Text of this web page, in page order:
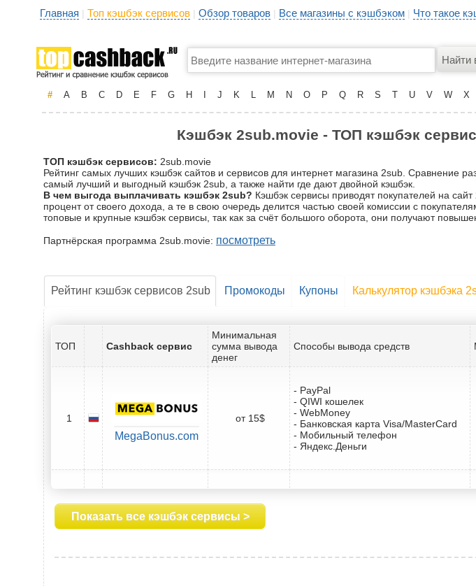
Главная | Топ кэшбэк сервисов | Обзор товаров | Все магазины с кэшбэком | Что такое
# A B C D E F G H J K L M N O P Q R S T U V W X
Кэшбэк 2sub.movie - ТОП кэшбэк
ТОП кэшбэк сервисов: 2sub.movie
Рейтинг самых лучших кэшбэк сайтов и сервисов для интернет магазина 2sub. Сравнение
самый лучший и выгодный кэшбэк 2sub, а также найти где дают двойной кэшбэк.
В чем выгода выплачивать кэшбэк 2sub? Кэшбэк сервисы приводят покупателей на
процент от своего дохода, а те в свою очередь делится частью своей комиссии с
топовые и крупные кэшбэк сервисы, так как за счёт большого оборота, они получают
Партнёрская программа 2sub.movie: посмотреть
Рейтинг кэшбэк сервисов 2sub Промокоды Купоны Калькулятор кэшбэка
ТОП Cashback сервис
Минимальная
сумма вывода
денег
Способы вывода средств
1
MegaBonus.com
от 15$
- PayPal
- QIWI кошелек
- WebMoney
- Банковская карта Visa/MasterCard
- Мобильный телефон
- Яндекс.Деньги
Показать все кэшбэк сервисы >